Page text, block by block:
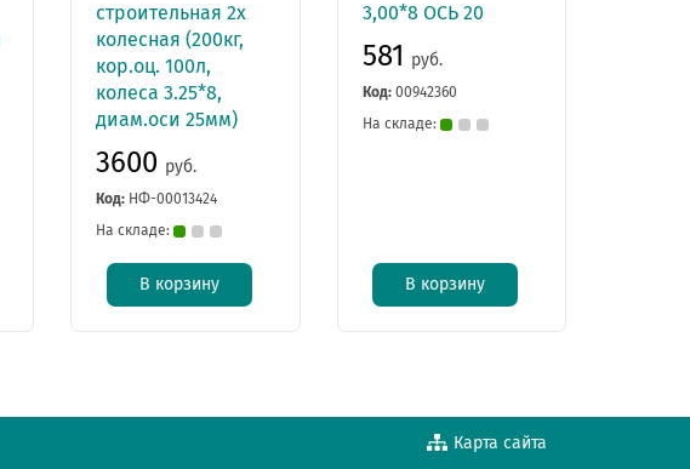
строительная 2х
колесная (200кг,
кор.оц. 100л,
колеса 3.25*8,
диам.оси 25мм)
3600 руб.
Код: НФ-00013424
На складе:
В корзину
3,00*8 ОСЬ 20
581 руб.
Код: 00942360
На складе:
В корзину
Карта сайта